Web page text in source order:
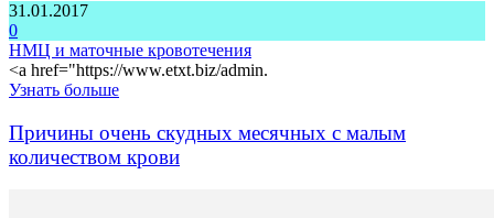
31.01.2017
0
НМЦ и маточные кровотечения
<a href="https://www.etxt.biz/admin.
Узнать больше
Причины очень скудных месячных с малым
количеством крови